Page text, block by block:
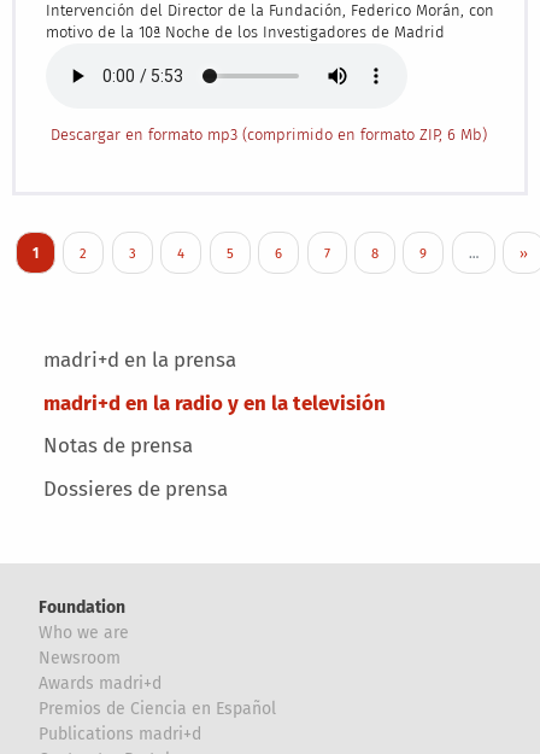
Main menu
madri+d en la prensa
madri+d en la radio y en la televisión
Notas de prensa
Dossieres de prensa
Intervención del Director de la Fundación, Federico Morán, con
motivo de la 10ª Noche de los Investigadores de Madrid
Descargar en formato mp3 (comprimido en formato ZIP, 6 Mb)
Pagination
Current page
1 Page
2 Page
3 Page
4 Page
5 Page
6 Page
7 Page
8 Page
9 … ››
Foundation
Who we are
Newsroom
Awards madri+d
Premios de Ciencia en Español
Publications madri+d